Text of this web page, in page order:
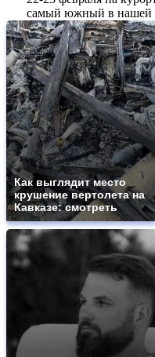
самый южный в нашей
Как выглядит место
крушение вертолета на
Кавказе: смотреть